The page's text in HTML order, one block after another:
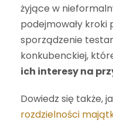
żyjące w
podejmowały kroki
sporządzenie
konkubenckiej,
ich interesy na
Dowiedz się także,
rozdzielności